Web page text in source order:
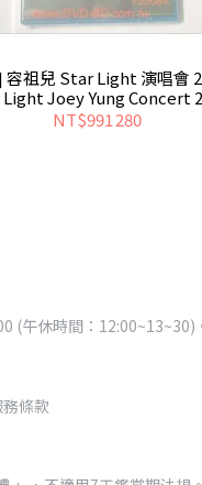
祖兒 Star Light 演唱會
Joey Yung Concert
NT$991 280
(午休時間：12:00~13~30)
條款